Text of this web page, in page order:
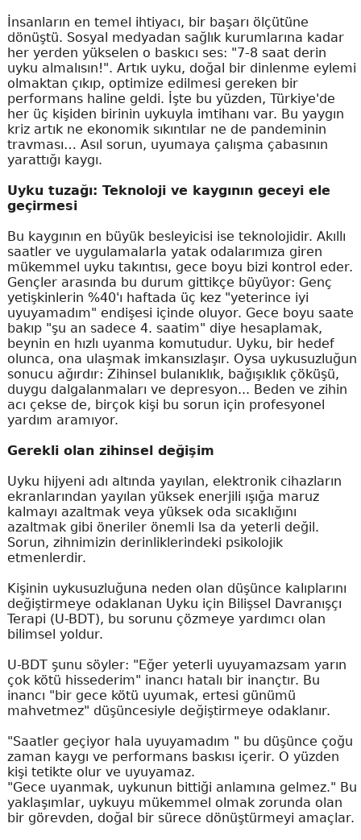
İnsanların en temel ihtiyacı, bir başarı ölçütüne
dönüştü. Sosyal medyadan sağlık kurumlarına kadar
her yerden yükselen o baskıcı ses: "7-8 saat derin
uyku almalısın!". Artık uyku, doğal bir dinlenme eylemi
olmaktan çıkıp, optimize edilmesi gereken bir
performans haline geldi. İşte bu yüzden, Türkiye'de
her üç kişiden birinin uykuyla imtihanı var. Bu yaygın
kriz artık ne ekonomik sıkıntılar ne de pandeminin
travması… Asıl sorun, uyumaya çalışma çabasının
yarattığı kaygı.
Uyku tuzağı: Teknoloji ve kaygının geceyi ele
geçirmesi
Bu kaygının en büyük besleyicisi ise teknolojidir. Akıllı
saatler ve uygulamalarla yatak odalarımıza giren
mükemmel uyku takıntısı, gece boyu bizi kontrol eder.
Gençler arasında bu durum gittikçe büyüyor: Genç
yetişkinlerin %40'ı haftada üç kez "yeterince iyi
uyuyamadım" endişesi içinde oluyor. Gece boyu saate
bakıp "şu an sadece 4. saatim" diye hesaplamak,
beynin en hızlı uyanma komutudur. Uyku, bir hedef
olunca, ona ulaşmak imkansızlaşır. Oysa uykusuzluğun
sonucu ağırdır: Zihinsel bulanıklık, bağışıklık çöküşü,
duygu dalgalanmaları ve depresyon... Beden ve zihin
acı çekse de, birçok kişi bu sorun için profesyonel
yardım aramıyor.
Gerekli olan zihinsel değişim
Uyku hijyeni adı altında yayılan, elektronik cihazların
ekranlarından yayılan yüksek enerjili ışığa maruz
kalmayı azaltmak veya yüksek oda sıcaklığını
azaltmak gibi öneriler önemli lsa da yeterli değil.
Sorun, zihnimizin derinliklerindeki psikolojik
etmenlerdir.
Kişinin uykusuzluğuna neden olan düşünce kalıplarını
değiştirmeye odaklanan Uyku için Bilişsel Davranışçı
Terapi (U-BDT), bu sorunu çözmeye yardımcı olan
bilimsel yoldur.
U-BDT şunu söyler: "Eğer yeterli uyuyamazsam yarın
çok kötü hissederim" inancı hatalı bir inançtır. Bu
inancı "bir gece kötü uyumak, ertesi günümü
mahvetmez" düşüncesiyle değiştirmeye odaklanır.
"Saatler geçiyor hala uyuyamadım " bu düşünce çoğu
zaman kaygı ve performans baskısı içerir. O yüzden
kişi tetikte olur ve uyuyamaz.
"Gece uyanmak, uykunun bittiği anlamına gelmez." Bu
yaklaşımlar, uykuyu mükemmel olmak zorunda olan
bir görevden, doğal bir sürece dönüştürmeyi amaçlar.